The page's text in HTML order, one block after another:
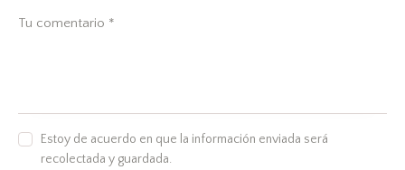
Estoy de acuerdo en que la información enviada será
recolectada y guardada.